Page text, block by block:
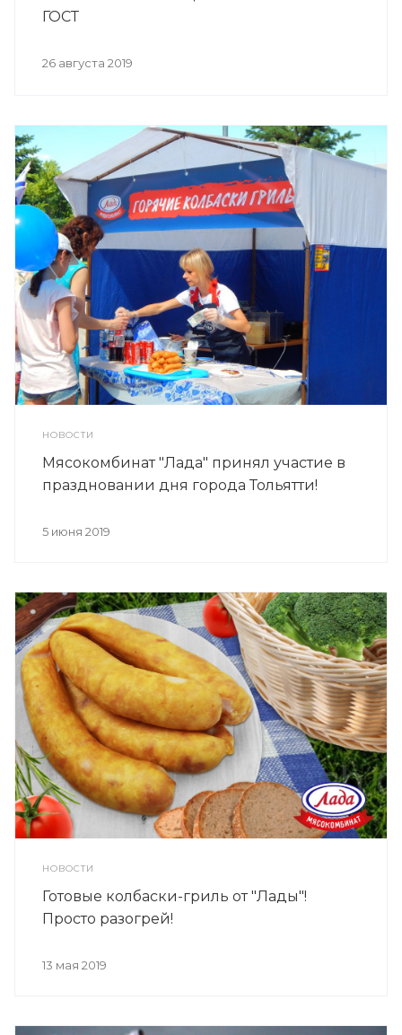
ГОСТ
26 августа 2019
НОВОСТИ
Мясокомбинат "Лада" принял участие в
праздновании дня города Тольятти!
5 июня 2019
НОВОСТИ
Готовые колбаски-гриль от "Лады"!
Просто разогрей!
13 мая 2019